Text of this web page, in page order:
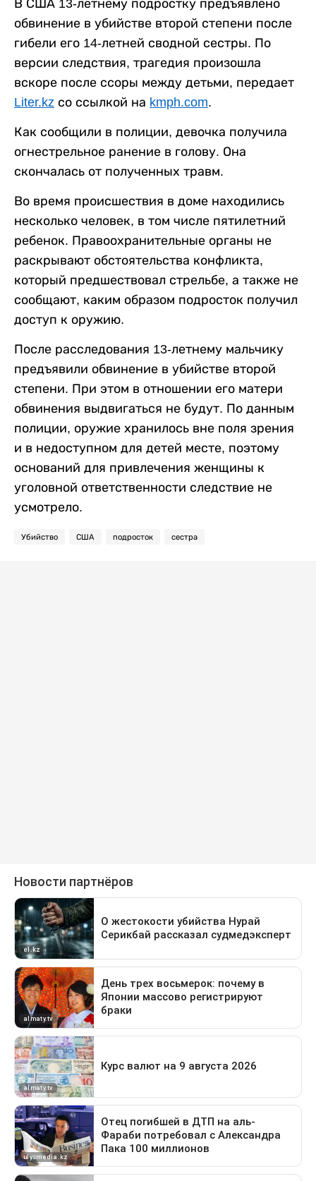
В США 13-летнему подростку предъявлено
обвинение в убийстве второй степени после
гибели его 14-летней сводной сестры. По
версии следствия, трагедия произошла
вскоре после ссоры между детьми, передает
Liter.kz со ссылкой на kmph.com.
Как сообщили в полиции, девочка получила
огнестрельное ранение в голову. Она
скончалась от полученных травм.
Во время происшествия в доме находились
несколько человек, в том числе пятилетний
ребенок. Правоохранительные органы не
раскрывают обстоятельства конфликта,
который предшествовал стрельбе, а также не
сообщают, каким образом подросток получил
доступ к оружию.
После расследования 13-летнему мальчику
предъявили обвинение в убийстве второй
степени. При этом в отношении его матери
обвинения выдвигаться не будут. По данным
полиции, оружие хранилось вне поля зрения
и в недоступном для детей месте, поэтому
оснований для привлечения женщины к
уголовной ответственности следствие не
усмотрело.
Убийство США подросток сестра